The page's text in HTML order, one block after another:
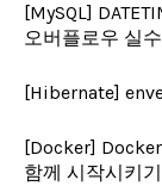
[MySQL]
오버플로우 실
[Hibernate]
[Docker]
함께 시작시키기